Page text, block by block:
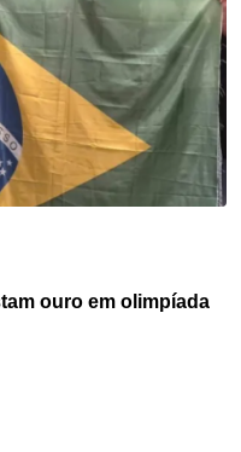
p
ouro em olimpíada